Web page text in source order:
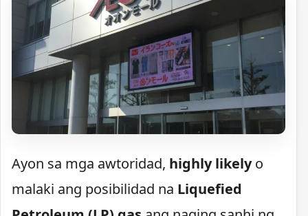
Ayon sa mga awtoridad, highly likelyo
malaki ang posibilidad na Liquefied